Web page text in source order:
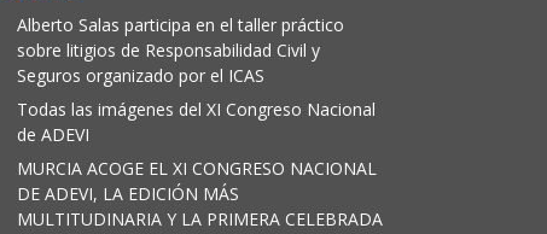
Alberto Salas participa en el taller práctico
sobre litigios de Responsabilidad Civil y
Seguros organizado por el ICAS
Todas las imágenes del XI Congreso Nacional
de ADEVI
MURCIA ACOGE EL XI CONGRESO NACIONAL
DE ADEVI, LA EDICIÓN MÁS
MULTITUDINARIA Y LA PRIMERA CELEBRADA